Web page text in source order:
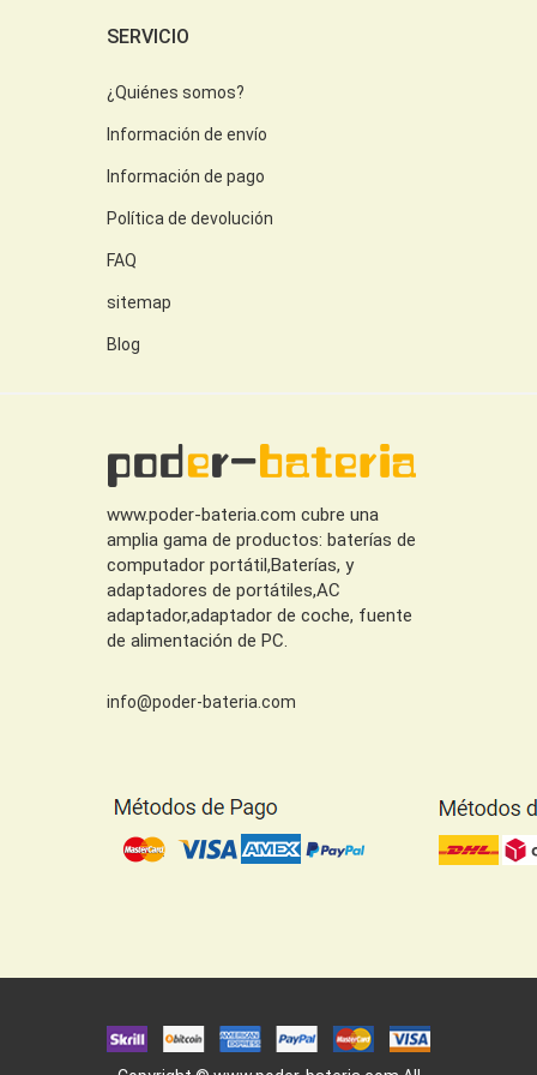
SERVICIO
¿Quiénes somos?
Información de envío
Información de pago
Política de devolución
FAQ
sitemap
Blog
www.poder-bateria.com cubre una
amplia gama de productos: baterías de
computador portátil,Baterías, y
adaptadores de portátiles,AC
adaptador,adaptador de coche, fuente
de alimentación de PC.
info@poder-bateria.com